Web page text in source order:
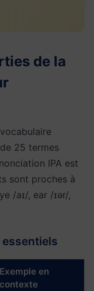
de la
25 termes
IPA est
sont proches à
/aɪ/, ear /ɪər/,
Exemple en
contexte